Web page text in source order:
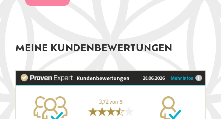
MEINE KUNDENBEWERTUNGEN